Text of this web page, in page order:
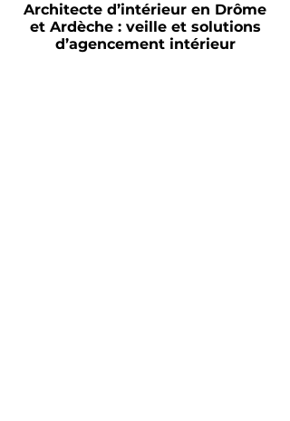
Architecte d’intérieur en Drôme
et Ardèche : veille et solutions
d’agencement intérieur